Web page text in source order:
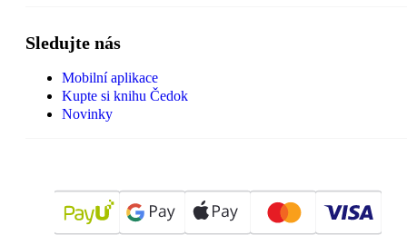
Sledujte nás
Mobilní aplikace
Kupte si knihu Čedok
Novinky